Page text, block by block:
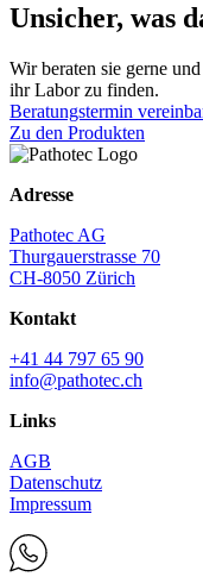
Unsicher, was
Wir beraten sie gerne
ihr Labor zu finden.
Beratungstermin
Zu den Produkten
Adresse
Pathotec AG
Thurgauerstrasse 70
CH-8050 Zürich
Kontakt
+41 44 797 65 90
info@pathotec.ch
Links
AGB
Datenschutz
Impressum